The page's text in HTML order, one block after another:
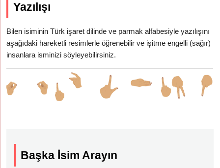
Yazılışı
Bilen isiminin Türk işaret dilinde ve parmak alfabesiyle yazılışını
aşağıdaki hareketli resimlerle öğrenebilir ve işitme engelli (sağır)
insanlara isminizi söyleyebilirsiniz.
Başka İsim Arayın